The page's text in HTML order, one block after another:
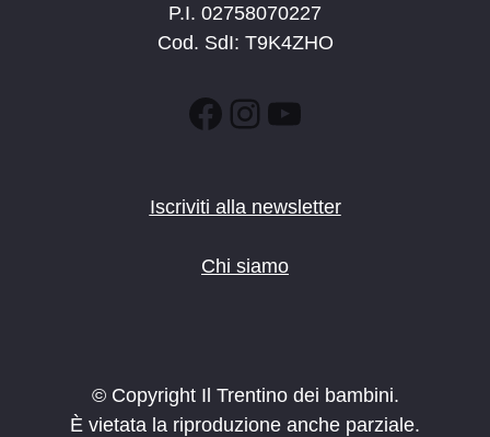
P.I. 02758070227
Cod. SdI: T9K4ZHO
Facebook
Instagram
YouTube
Iscriviti alla newsletter
Chi siamo
© Copyright Il Trentino dei bambini.
È vietata la riproduzione anche parziale.